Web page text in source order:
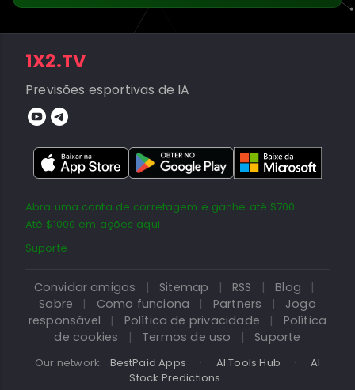
1X2.TV
Previsões esportivas de IA
Abra uma conta de corretagem e ganhe até $700
Até $1000 em ações aqui
Suporte
Convidar amigos | Sitemap | RSS | Blog
|
Sobre
| Como funciona | Partners |
Jogo
responsável
| Política de privacidade |
Política
de cookies
| Termos de uso | Suporte
Our network: BestPaid Apps · AI Tools Hub ·
AI
Stock Predictions